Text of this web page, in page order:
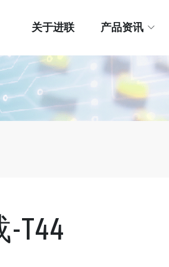
关于进联 产品资讯
T44